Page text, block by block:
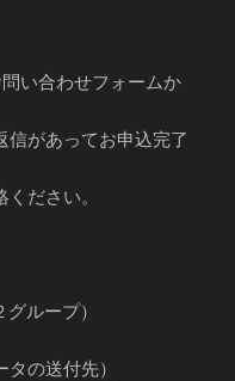
い合わせフォームか
があってお申込完了
ださい。
ループ）
の送付先）